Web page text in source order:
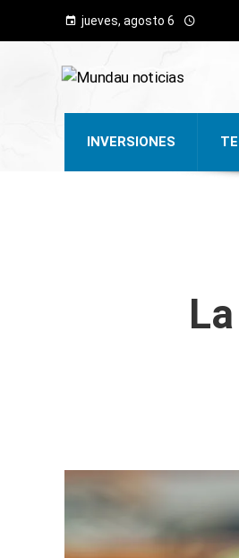
jueves, agosto 6
INVERSIONES